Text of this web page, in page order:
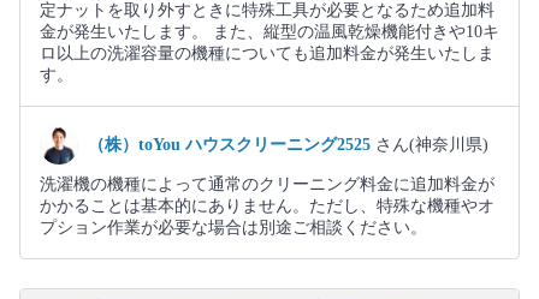
定ナットを取り外すときに特殊工具が必要となるため追加料
金が発生いたします。 また、縦型の温風乾燥機能付きや10キ
ロ以上の洗濯容量の機種についても追加料金が発生いたしま
す。
（株）toYou ハウスクリーニング2525 さん(神奈川県)
洗濯機の機種によって通常のクリーニング料金に追加料金が
かかることは基本的にありません。ただし、特殊な機種やオ
プション作業が必要な場合は別途ご相談ください。